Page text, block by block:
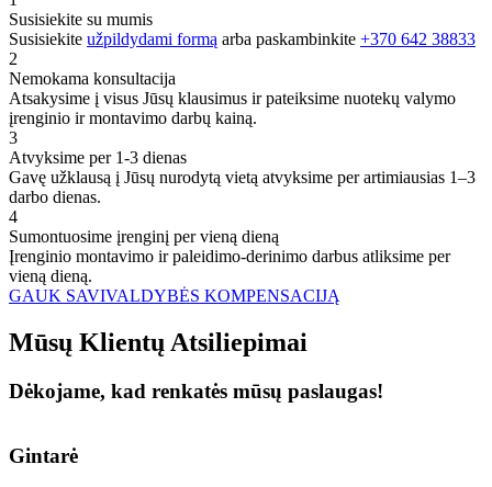
Susisiekite su mumis
Susisiekite užpildydami formą arba paskambinkite +370 642 38833
2
Nemokama konsultacija
Atsakysime į visus Jūsų klausimus ir pateiksime nuotekų valymo
įrenginio ir montavimo darbų kainą.
3
Atvyksime per 1-3 dienas
Gavę užklausą į Jūsų nurodytą vietą atvyksime per artimiausias 1–3
darbo dienas.
4
Sumontuosime įrenginį per vieną dieną
Įrenginio montavimo ir paleidimo-derinimo darbus atliksime per
vieną dieną.
GAUK SAVIVALDYBĖS KOMPENSACIJĄ
Mūsų Klientų Atsiliepimai
Dėkojame, kad renkatės mūsų paslaugas!
Gintarė